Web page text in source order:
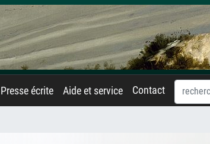
Presse écrite Aide et service Contact